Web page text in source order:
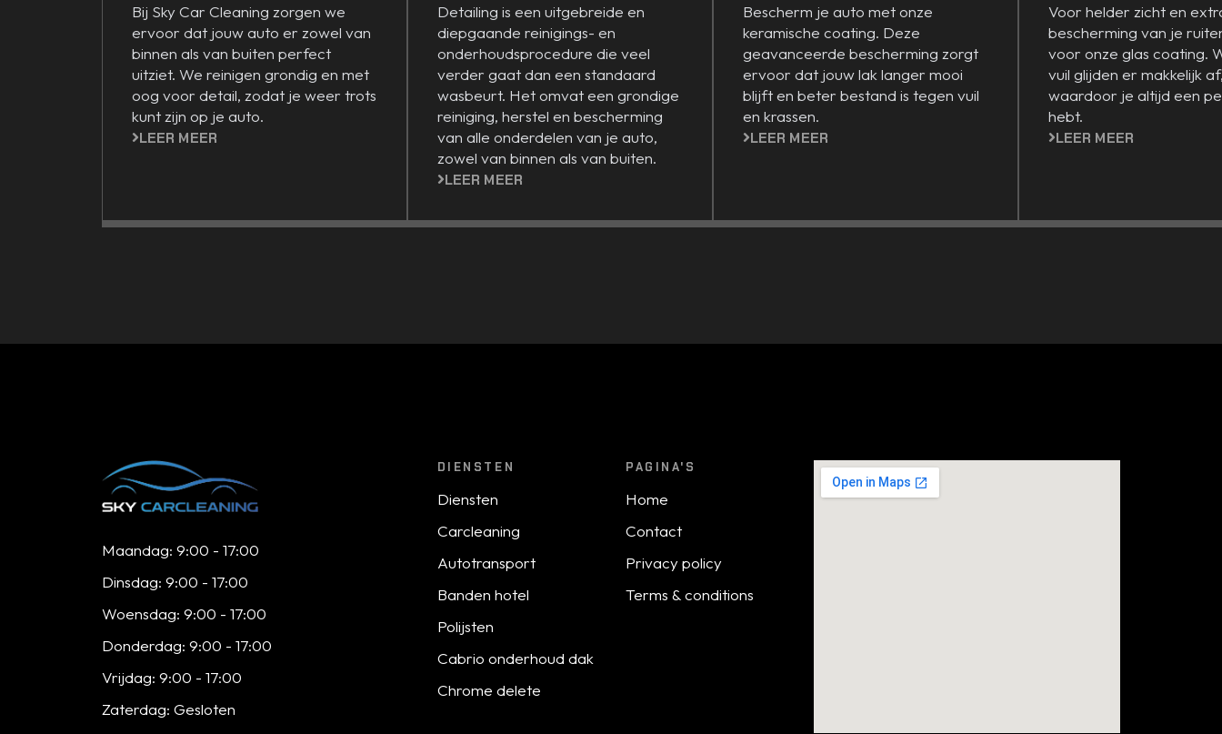
Bij Sky Car Cleaning zorgen we
ervoor dat jouw auto er zowel van
binnen als van buiten perfect
uitziet. We reinigen grondig en met
oog voor detail, zodat je weer trots
kunt zijn op je auto.
LEER MEER
Detailing is een uitgebreide en
diepgaande reinigings- en
onderhoudsprocedure die veel
verder gaat dan een standaard
wasbeurt. Het omvat een grondige
reiniging, herstel en bescherming
van alle onderdelen van je auto,
zowel van binnen als van buiten.
LEER MEER
Bescherm je auto met onze
keramische coating. Deze
geavanceerde bescherming zorgt
ervoor dat jouw lak langer mooi
blijft en beter bestand is tegen vuil
en krassen.
LEER MEER
Voor helder zicht en
bescherming van je
voor onze glas coating.
vuil glijden er makkelijk
waardoor je altijd een
hebt.
LEER MEER
Maandag: 9:00 - 17:00
Dinsdag: 9:00 - 17:00
Woensdag: 9:00 - 17:00
Donderdag: 9:00 - 17:00
Vrijdag: 9:00 - 17:00
Zaterdag: Gesloten
DIENSTEN
Diensten
Carcleaning
Autotransport
Banden hotel
Polijsten
Cabrio onderhoud dak
Chrome delete
PAGINA'S
Home
Contact
Privacy policy
Terms & conditions